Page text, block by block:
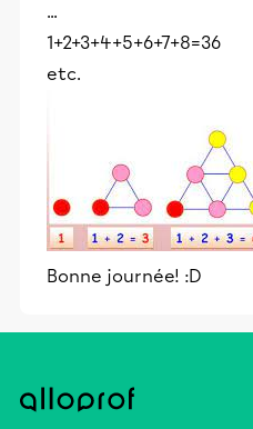
...
1+2+3+4+5+6+7+8=36
etc.
Bonne journée! :D